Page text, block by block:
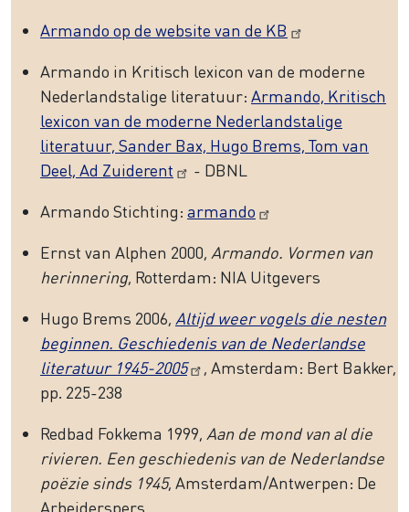
Armando op de website van de KB
Armando in Kritisch lexicon van de moderne
Nederlandstalige literatuur: Armando, Kritisch
lexicon van de moderne Nederlandstalige
literatuur, Sander Bax, Hugo Brems, Tom van
Deel, Ad Zuiderent
- DBNL
Armando Stichting: armando
Ernst van Alphen 2000, Armando. Vormen van
herinnering, Rotterdam: NIA Uitgevers
Hugo Brems 2006, Altijd weer vogels die nesten
beginnen. Geschiedenis van de Nederlandse
literatuur 1945-2005
, Amsterdam: Bert Bakker,
pp. 225-238
Redbad Fokkema 1999, Aan de mond van al die
rivieren. Een geschiedenis van de Nederlandse
poëzie sinds 1945, Amsterdam/Antwerpen: De
Arbeiderspers